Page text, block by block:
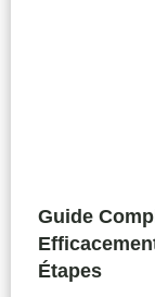
Guide
Étapes